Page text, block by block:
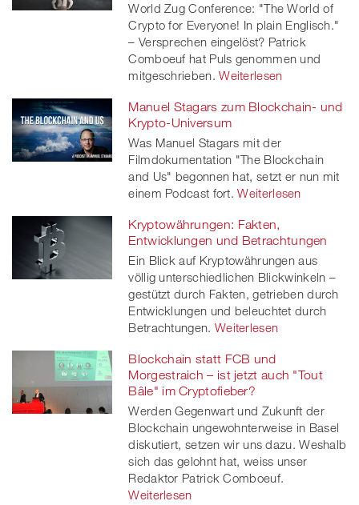
World Zug Conference: "The World of
Crypto for Everyone! In plain Englisch."
– Versprechen eingelöst? Patrick
Comboeuf hat Puls genommen und
mitgeschrieben. Weiterlesen
Manuel Stagars zum Blockchain- und
Krypto-Universum
Was Manuel Stagars mit der
Filmdokumentation "The Blockchain
and Us" begonnen hat, setzt er nun mit
einem Podcast fort. Weiterlesen
Kryptowährungen: Fakten,
Entwicklungen und Betrachtungen
Ein Blick auf Kryptowährungen aus
völlig unterschiedlichen Blickwinkeln –
gestützt durch Fakten, getrieben durch
Entwicklungen und beleuchtet durch
Betrachtungen. Weiterlesen
Blockchain statt FCB und
Morgestraich – ist jetzt auch "Tout
Bâle" im Cryptofieber?
Werden Gegenwart und Zukunft der
Blockchain ungewohnterweise in Basel
diskutiert, setzen wir uns dazu. Weshalb
sich das gelohnt hat, weiss unser
Redaktor Patrick Comboeuf.
Weiterlesen